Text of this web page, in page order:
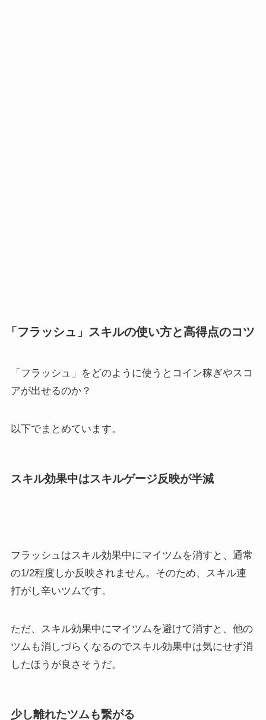
「フラッシュ」スキルの使い方と高得点のコツ
「フラッシュ」をどのように使うとコイン稼ぎやスコ
アが出せるのか？
以下でまとめています。
スキル効果中はスキルゲージ反映が半減
フラッシュはスキル効果中にマイツムを消すと、通常
の1/2程度しか反映されません。そのため、スキル連
打がし辛いツムです。
ただ、スキル効果中にマイツムを避けて消すと、他の
ツムも消しづらくなるのでスキル効果中は気にせず消
したほうが良さそうだ。
少し離れたツムも繋がる